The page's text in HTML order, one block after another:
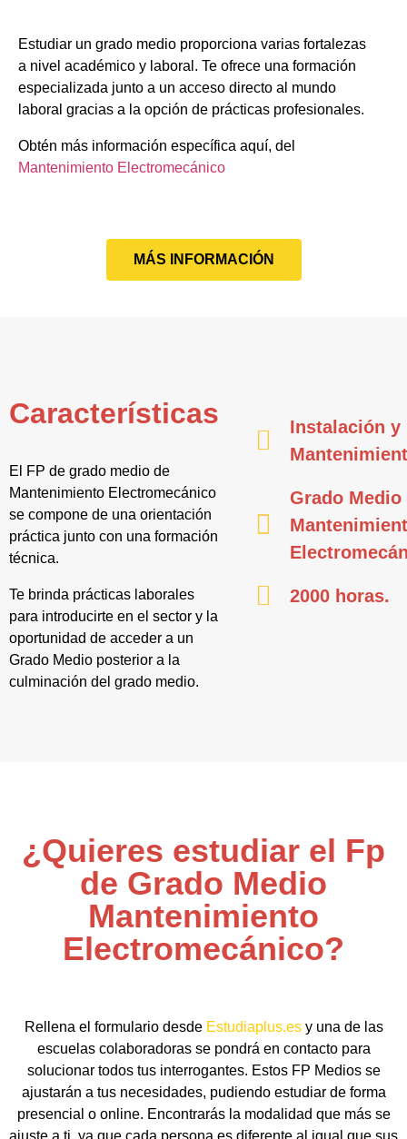
Estudiar un grado medio proporciona varias fortalezas
a nivel académico y laboral. Te ofrece una formación
especializada junto a un acceso directo al mundo
laboral gracias a la opción de prácticas profesionales.
Obtén más información específica aquí, del
Mantenimiento Electromecánico
MÁS INFORMACIÓN
Características
El FP de grado medio de
Mantenimiento Electromecánico
se compone de una orientación
práctica junto con una formación
técnica.
Te brinda prácticas laborales
para introducirte en el sector y la
oportunidad de acceder a un
Grado Medio posterior a la
culminación del grado medio.
Instalación y
Grado Medio
2000 horas.
¿Quieres estudiar el Fp
de Grado Medio
Mantenimiento
Electromecánico?
Rellena el formulario desde Estudiaplus.esy una de las
escuelas colaboradoras se pondrá en contacto para
solucionar todos tus interrogantes. Estos FP Medios se
ajustarán a tus necesidades, pudiendo estudiar de forma
presencial o online. Encontrarás la modalidad que más se
ajuste a ti, ya que cada persona es diferente al igual que sus